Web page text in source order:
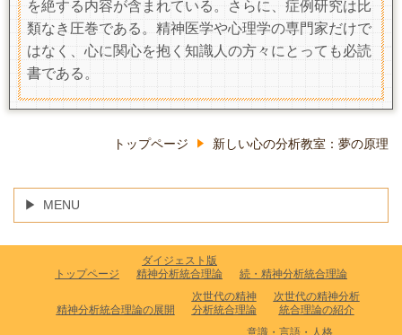
を絶する内容が含まれている。さらに、症例研究は比
類なき圧巻である。精神医学や心理学の専門家だけで
はなく、心に関心を抱く知識人の方々にとっても必読
書である。
トップページ 新しい心の分析教室：夢の原理
MENU
トップページ
ダイジェスト版
精神分析統合理論
続・精神分析統合理論
精神分析統合理論の展開
次世代の精神
分析統合理論
次世代の精神分析
統合理論の紹介
意識・言語・人格